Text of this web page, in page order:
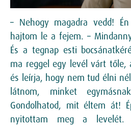
– Nehogy magadra vedd!
hajtom le a fejem. –
És a tegnap esti
ma reggel egy levél várt tőle,
és leírja, hogy nem tud élni
látnom, minket
Gondolhatod, mit éltem át!
nyitottam meg a levelét.